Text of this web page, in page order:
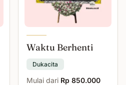
Waktu Berhenti
Dukacita
Mulai dari Rp 850.000